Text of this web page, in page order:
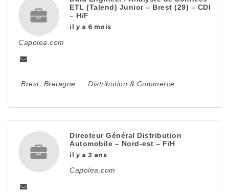
ETL (Talend) Junior – Brest (29) – CDI
– H/F
il y a 6 mois
Capolea.com
Brest, Bretagne Distribution & Commerce
Directeur Général Distribution
Automobile – Nord-est – F/H
il y a 3 ans
Capolea.com